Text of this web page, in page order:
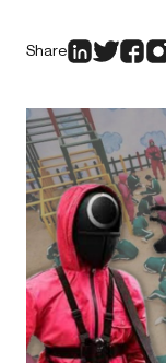
Share